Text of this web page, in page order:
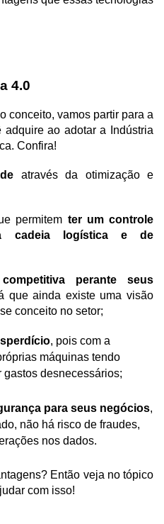
4.0
conceito, vamos partir para a
adquire ao adotar a Indústria
Confira!
através da otimização e
permitem ter um controle
cadeia logística e de
perante seus
que ainda existe uma visão
conceito no setor;
, pois com a
máquinas tendo
desnecessários;
para seus negócios,
não há risco de fraudes,
nos dados.
Então veja no tópico
com isso!